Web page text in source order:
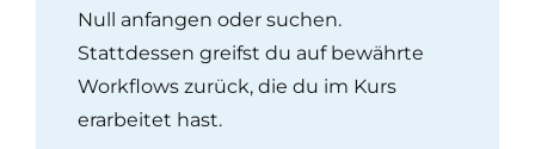
Null anfangen oder suchen.
Stattdessen greifst du auf bewährte
Workflows zurück, die du im Kurs
erarbeitet hast.